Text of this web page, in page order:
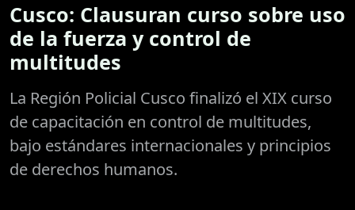
Cusco: Clausuran curso sobre uso
de la fuerza y control de
multitudes
La Región Policial Cusco finalizó el XIX curso
de capacitación en control de multitudes,
bajo estándares internacionales y principios
de derechos humanos.